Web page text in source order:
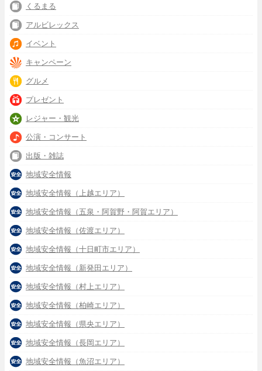
くるまる
アルビレックス
イベント
キャンペーン
グルメ
プレゼント
レジャー・観光
公演・コンサート
出版・雑誌
地域安全情報
地域安全情報（上越エリア）
地域安全情報（五泉・阿賀野・阿賀エリア）
地域安全情報（佐渡エリア）
地域安全情報（十日町市エリア）
地域安全情報（新発田エリア）
地域安全情報（村上エリア）
地域安全情報（柏崎エリア）
地域安全情報（県央エリア）
地域安全情報（長岡エリア）
地域安全情報（魚沼エリア）